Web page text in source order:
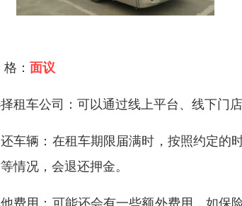
： 面议
租车公司：可以通过线上平台、线下门
车辆：在租车期限届满时，按照约定的
情况，会退还押金。
费用：可能还会有一些额外费用，如保